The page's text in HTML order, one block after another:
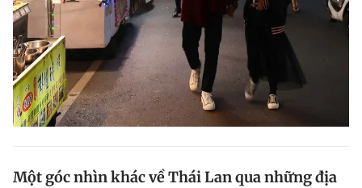
Một góc nhìn khác về Thái Lan qua những địa